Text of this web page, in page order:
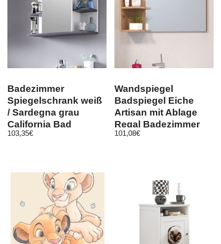
Badezimmer
Spiegelschrank weiß
/ Sardegna grau
California Bad
Spiegel mit Regal 60
103,35€
Wandspiegel
Badspiegel Eiche
Artisan mit Ablage
Regal Badezimmer
Möbel 79×67 Geo
101,08€